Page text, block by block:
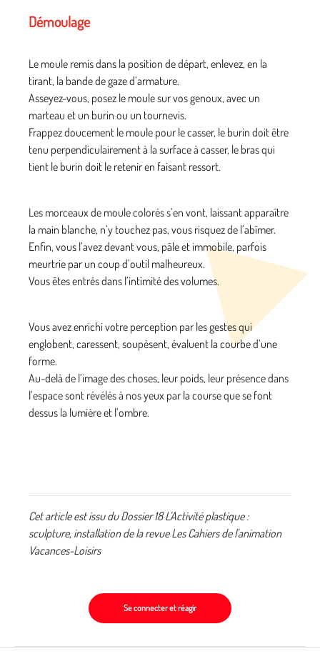
Démoulage
Le moule remis dans la position de départ, enlevez, en la
tirant, la bande de gaze d’armature.
Asseyez-vous, posez le moule sur vos genoux, avec un
marteau et un burin ou un tournevis.
Frappez doucement le moule pour le casser, le burin doit être
tenu perpendiculairement à la surface à casser, le bras qui
tient le burin doit le retenir en faisant ressort.
Les morceaux de moule colorés s’en vont, laissant apparaître
la main blanche, n’y touchez pas, vous risquez de l’abîmer.
Enfin, vous l’avez devant vous, pâle et immobile, parfois
meurtrie par un coup d’outil malheureux.
Vous êtes entrés dans l’intimité des volumes.
Vous avez enrichi votre perception par les gestes qui
englobent, caressent, soupèsent, évaluent la courbe d’une
forme.
Au-delà de l’image des choses, leur poids, leur présence dans
l’espace sont révélés à nos yeux par la course que se font
dessus la lumière et l’ombre.
Cet article est issu du Dossier 18 L'Activité plastique :
sculpture, installation de la revue Les Cahiers de l'animation
Vacances-Loisirs
Se connecter et réagir